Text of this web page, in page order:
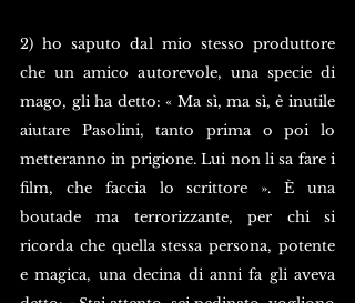
2) ho saputo dal mio stesso produttore
che un amico autorevole, una specie di
mago, gli ha detto: « Ma sì, ma sì, è inutile
aiutare Pasolini, tanto prima o poi lo
metteranno in prigione. Lui non li sa fare i
film, che faccia lo scrittore ». È una
boutade ma terrorizzante, per chi si
ricorda che quella stessa persona, potente
e magica, una decina di anni fa gli aveva